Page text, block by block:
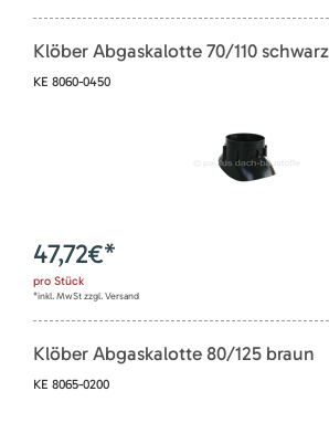
Klöber Abgaskalotte 70/110 schwarz
KE 8060-0450
47,72€*
pro Stück
*inkl. MwSt zzgl. Versand
Klöber Abgaskalotte 80/125 braun
KE 8065-0200